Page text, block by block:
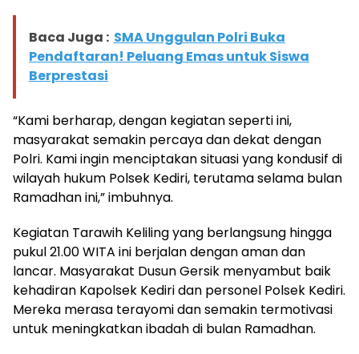
Baca Juga : SMA Unggulan Polri Buka
Pendaftaran! Peluang Emas untuk Siswa
Berprestasi
“Kami berharap, dengan kegiatan seperti ini,
masyarakat semakin percaya dan dekat dengan
Polri. Kami ingin menciptakan situasi yang kondusif di
wilayah hukum Polsek Kediri, terutama selama bulan
Ramadhan ini,” imbuhnya.
Kegiatan Tarawih Keliling yang berlangsung hingga
pukul 21.00 WITA ini berjalan dengan aman dan
lancar. Masyarakat Dusun Gersik menyambut baik
kehadiran Kapolsek Kediri dan personel Polsek Kediri.
Mereka merasa terayomi dan semakin termotivasi
untuk meningkatkan ibadah di bulan Ramadhan.